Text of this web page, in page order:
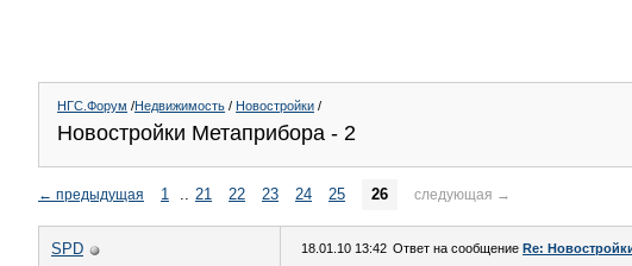
НГС.Форум /Недвижимость / Новостройки /
Новостройки Метаприбора - 2
← предыдущая 1 .. 21 22 23 24 25 26 следующая →
SPD 18.01.10 13:42 Ответ на сообщение Re: